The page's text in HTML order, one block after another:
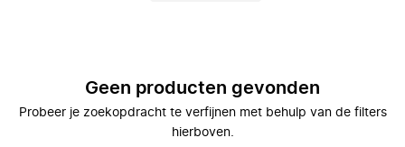
Geen producten gevonden
Probeer je zoekopdracht te verfijnen met behulp van de filters
hierboven.